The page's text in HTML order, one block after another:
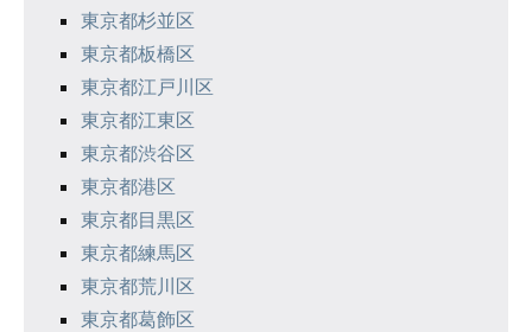
東京都杉並区
東京都板橋区
東京都江戸川区
東京都江東区
東京都渋谷区
東京都港区
東京都目黒区
東京都練馬区
東京都荒川区
東京都葛飾区